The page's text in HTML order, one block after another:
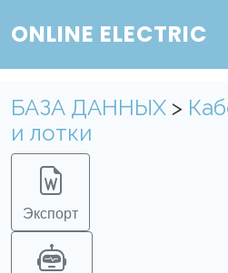
ONLINE ELECTRIC
БАЗА ДАННЫХ >
и лотки
Экспорт